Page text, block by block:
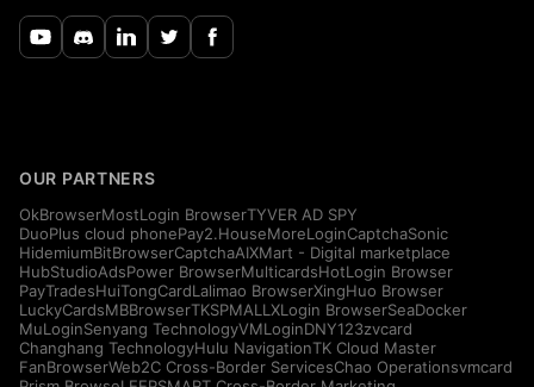
OUR PARTNERS
OkBrowserMostLogin BrowserTYVER AD SPY
DuoPlus cloud phonePay2.HouseMoreLoginCaptchaSonic
HidemiumBitBrowserCaptchaAIXMart - Digital marketplace
HubStudioAdsPower BrowserMulticardsHotLogin Browser
PayTradesHuiTongCardLalimao BrowserXingHuo Browser
LuckyCardsMBBrowserTKSPMALLXLogin BrowserSeaDocker
MuLoginSenyang TechnologyVMLoginDNY123zvcard
Changhang TechnologyHulu NavigationTK Cloud Master
FanBrowserWeb2C Cross-Border ServicesChao Operationsvmcard